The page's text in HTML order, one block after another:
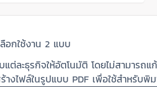
อกใช้งาน 2 แบบ
ต่ละธุรกิจให้อัตโนมัติ โดยไม่สามารถแ
างไฟล์ในรูปแบบ PDF เพื่อใช้สำหรับ